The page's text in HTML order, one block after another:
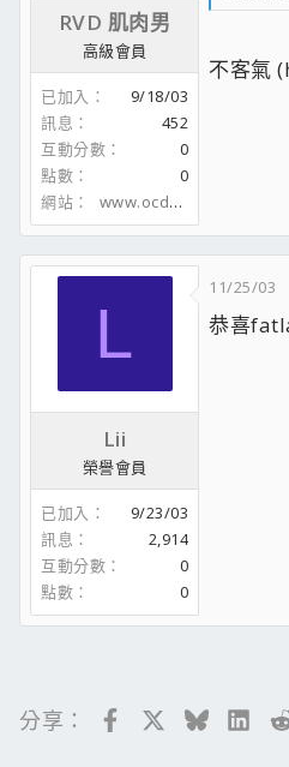
RVD 肌肉男
高級會員
已加入
9/18/03
訊息
452
互動分數
0
點數
0
網站
www.ocdog.net
不客氣
L
Lii
榮譽會員
已加入
9/23/03
訊息
2,914
互動分數
0
點數
0
11/25/03
恭喜
分享： FacebookBluesky